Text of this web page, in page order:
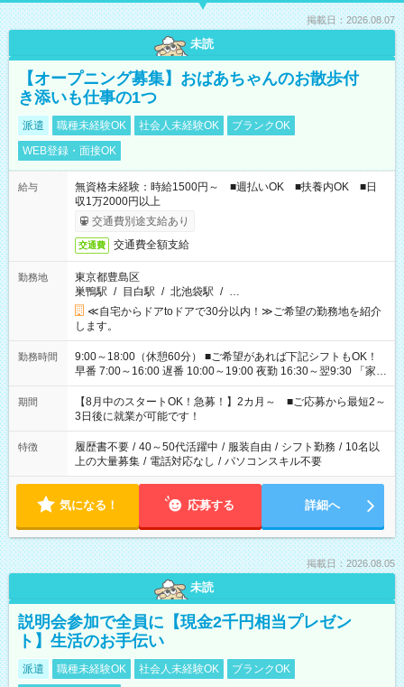
掲載日：2026.08.07
未読
【オープニング募集】おばあちゃんのお散歩付
き添いも仕事の1つ
派遣 職種未経験OK 社会人未経験OK
ブランクOK
WEB登録・面接OK
給与
無資格未経験：時給1500円～ ■週払いOK ■扶養内OK ■日
収1万2000円以上
交通費別途支給あり
交通費 交通費全額支給
勤務地
東京都豊島区
巣鴨駅 / 目白駅 / 北池袋駅 / …
≪自宅からドアtoドアで30分以内！≫ご希望の勤務地を紹介
します。
勤務時間
9:00～18:00（休憩60分） ■ご希望があれば下記シフトもOK！
早番 7:00～16:00 遅番 10:00～19:00 夜勤 16:30～翌9:30 「家族
と休みを合わせたい」 「余裕を持って夕飯の準備がしたい」
「できれば残業はしたくない」 など、ご希望を教えてください
ね。 ※Wワーク希望の方へ 今ご覧のお仕事で希望する勤務時間
と、もう1つのお仕事の勤務時間。 合計で週40時間を超える場
合は応募できません。
期間
【8月中のスタートOK！急募！】2カ月～ ■ご応募から最短2～
3日後に就業が可能です！
特徴 履歴書不要 / 40～50代活躍中 / 服装自由 / シフト勤務 / 10名以
上の大量募集 / 電話対応なし / パソコンスキル不要
気になる！ 応募する 詳細へ
掲載日：2026.08.05
未読
説明会参加で全員に【現金2千円相当プレゼン
ト】生活のお手伝い
派遣 職種未経験OK 社会人未経験OK
ブランクOK